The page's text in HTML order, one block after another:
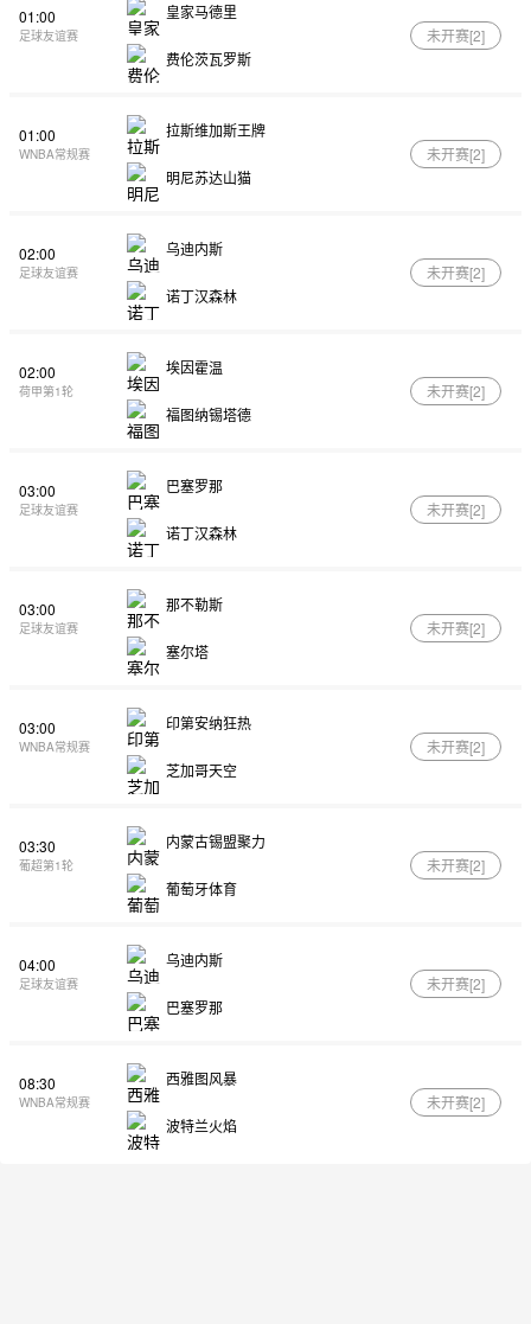
01:00
足球友谊赛
皇家马德里
费伦茨瓦罗斯
未开赛[2]
01:00
WNBA常规赛
拉斯维加斯王牌
明尼苏达山猫
未开赛[2]
02:00
足球友谊赛
乌迪内斯
诺丁汉森林
未开赛[2]
02:00
荷甲第1轮
埃因霍温
福图纳锡塔德
未开赛[2]
03:00
足球友谊赛
巴塞罗那
诺丁汉森林
未开赛[2]
03:00
足球友谊赛
那不勒斯
塞尔塔
未开赛[2]
03:00
WNBA常规赛
印第安纳狂热
芝加哥天空
未开赛[2]
03:30
葡超第1轮
内蒙古锡盟聚力
葡萄牙体育
未开赛[2]
04:00
足球友谊赛
乌迪内斯
巴塞罗那
未开赛[2]
08:30
WNBA常规赛
西雅图风暴
波特兰火焰
未开赛[2]